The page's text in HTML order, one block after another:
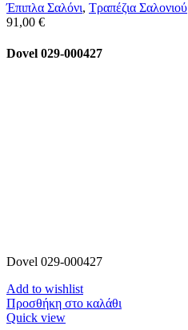
Έπιπλα Σαλόνι, Τραπέζια Σαλονιού
91,00 €
Dovel 029-000427
Dovel 029-000427
Add to wishlist
Προσθήκη στο καλάθι
Quick view